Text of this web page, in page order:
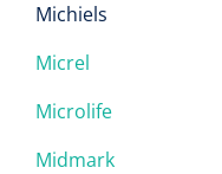
Michiels
Micrel
Microlife
Midmark